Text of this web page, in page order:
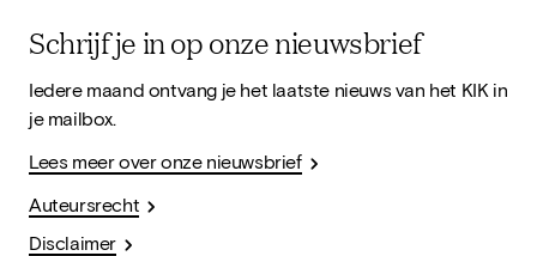
Schrijf je in op onze nieuwsbrief
Iedere maand ontvang je het laatste nieuws van het KIK in
je mailbox.
Lees meer over onze nieuwsbrief
Auteursrecht
Disclaimer